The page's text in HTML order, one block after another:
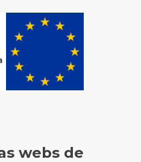
webs de